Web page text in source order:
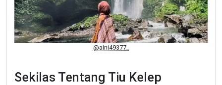
@aini49377_
Sekilas Tentang Tiu Kelep